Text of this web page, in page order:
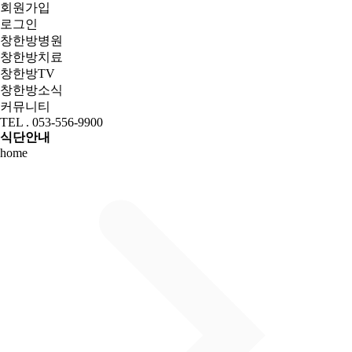
회원가입
로그인
창한방병원
창한방치료
창한방TV
창한방소식
커뮤니티
TEL . 053-556-9900
식단안내
home